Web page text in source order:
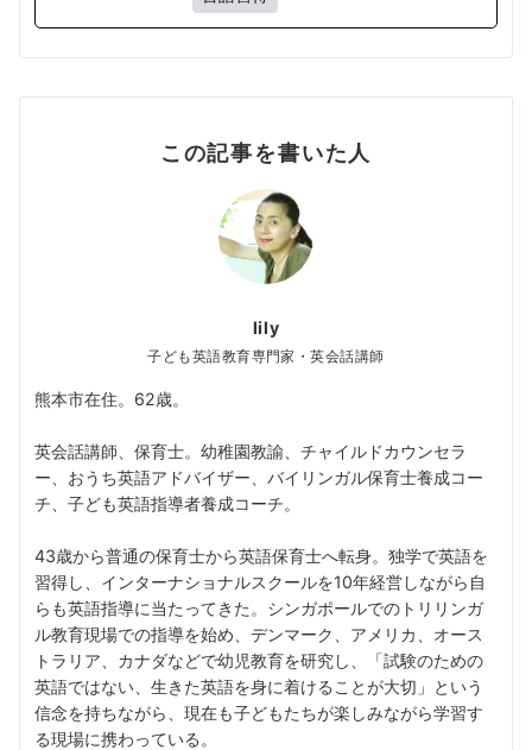
この記事を書いた人
lily
子ども英語教育専門家・英会話講師
熊本市在住。62歳。
英会話講師、保育士。幼稚園教諭、チャイルドカウンセラ
ー、おうち英語アドバイザー、バイリンガル保育士養成コー
チ、子ども英語指導者養成コーチ。
43歳から普通の保育士から英語保育士へ転身。独学で英語を
習得し、インターナショナルスクールを10年経営しながら自
らも英語指導に当たってきた。シンガポールでのトリリンガ
ル教育現場での指導を始め、デンマーク、アメリカ、オース
トラリア、カナダなどで幼児教育を研究し、「試験のための
英語ではない、生きた英語を身に着けることが大切」という
信念を持ちながら、現在も子どもたちが楽しみながら学習す
る現場に携わっている。